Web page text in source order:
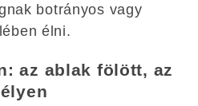
botrányos vagy
élni.
az ablak fölött, az